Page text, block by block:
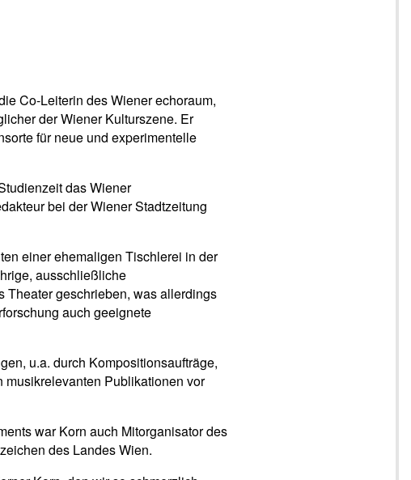
Co-Leiterin des Wiener echoraum,
der Wiener Kulturszene. Er
für neue und experimentelle
das Wiener
bei der Wiener Stadtzeitung
einer ehemaligen Tischlerei in der
ausschließliche
Theater geschrieben, was allerdings
auch geeignete
u.a. durch Kompositionsaufträge,
Publikationen vor
war Korn auch Mitorganisator des
des Landes Wien.